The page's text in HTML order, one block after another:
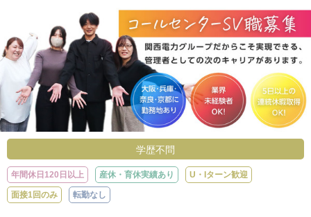
学歴不問
年間休日120日以上 産休・育休実績あり U・Iターン歓迎
面接1回のみ 転勤なし